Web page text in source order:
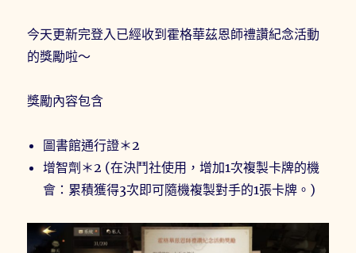
今天更新完登入已經收到霍格華茲恩師禮讚紀念活動
的獎勵啦～
獎勵內容包含
圖書館通行證＊2
增智劑＊2 (在決鬥社使用，增加1次複製卡牌的機
會：累積獲得3次即可隨機複製對手的1張卡牌。)